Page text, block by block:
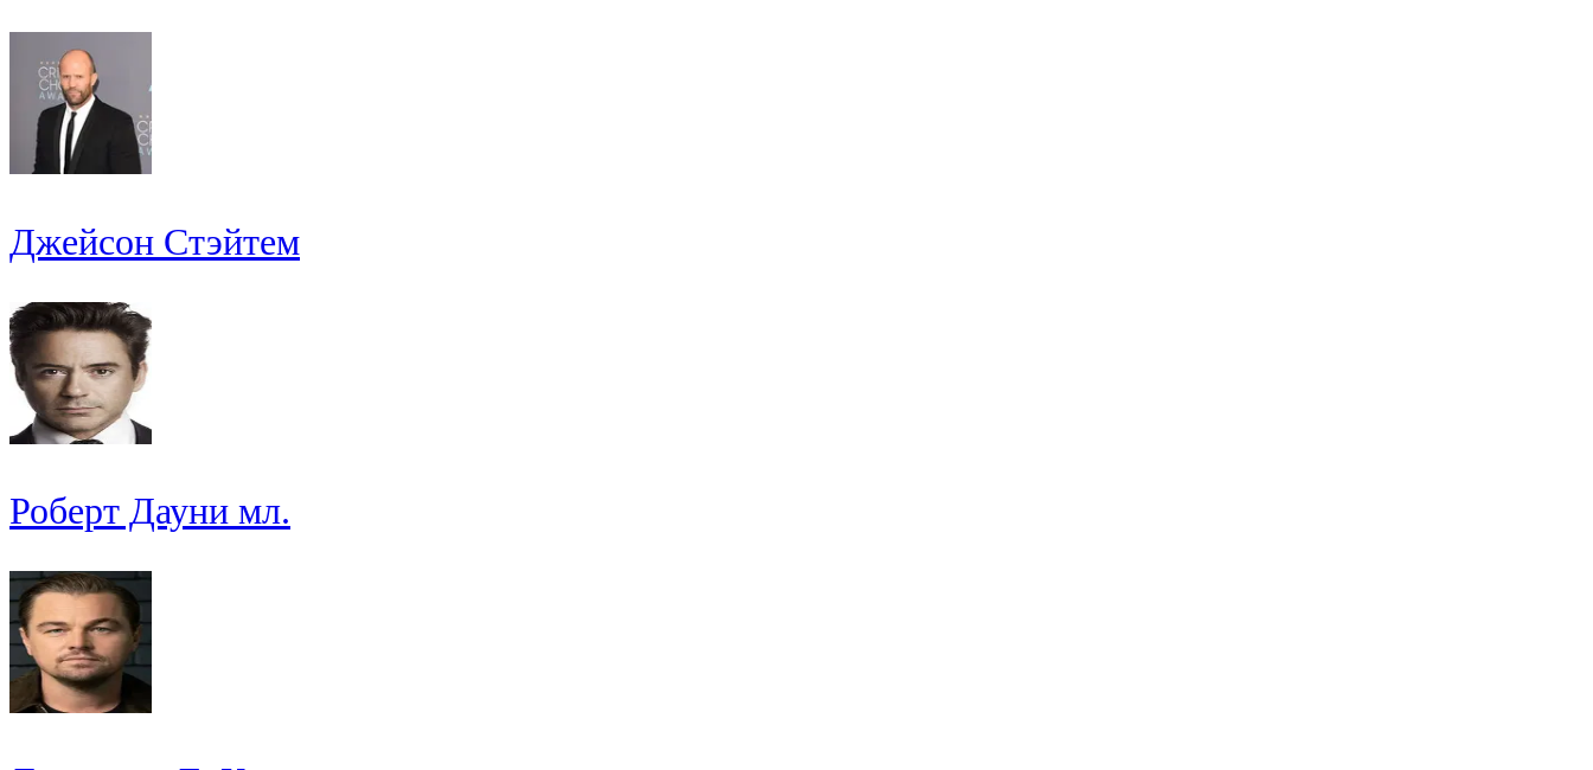
Джейсон Стэйтем
Роберт Дауни мл.